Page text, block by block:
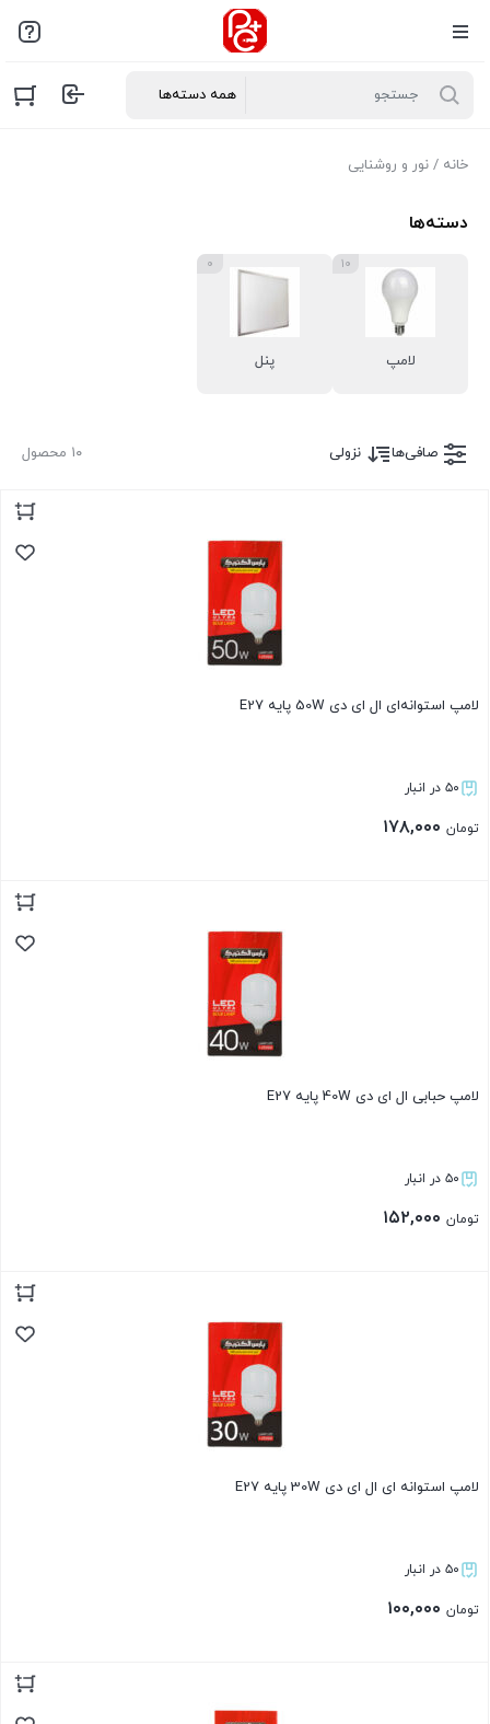
خانه / نور و روشنایی
دسته‌ها
لامپ
۱۰
پنل
۰
۱۰ محصول صافی‌ها نزولی
لامپ استوانه‌ای ال ای دی 50W پایه E27
۵۰ در انبار
تومان
لامپ حبابی ال ای دی 40W پایه E27
۵۰ در انبار
تومان
لامپ استوانه ای ال ای دی 30W پایه E27
۵۰ در انبار
تومان